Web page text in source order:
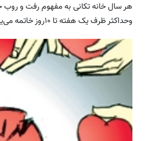
هر سال خانه تکانی به مفهوم رفت و روب
وحداکثر ظرف یک هفته تا ۱۰روز خاتمه می‌یابد.